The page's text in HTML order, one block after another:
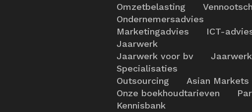
Omzetbelasting
Ondernemersadvies
Marketingadvies
ICT-
Jaarwerk
Jaarwerk voor bv
Specialisaties
Outsourcing
Asian Markets
Onze boekhoudtarieven
Kennisbank